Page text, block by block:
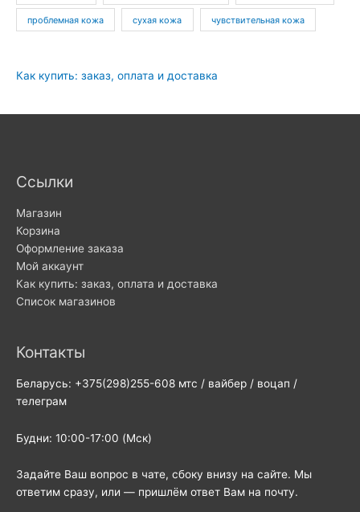
проблемная кожа сухая кожа чувствительная кожа
Как купить: заказ, оплата и доставка
Ссылки
Магазин
Корзина
Оформление заказа
Мой аккаунт
Как купить: заказ, оплата и доставка
Список магазинов
Контакты
Беларусь: +375(298)255-608 мтс / вайбер / воцап /
телеграм
Будни: 10:00-17:00 (Мск)
Задайте Ваш вопрос в чате, сбоку внизу на сайте. Мы
ответим сразу, или — пришлём ответ Вам на почту.